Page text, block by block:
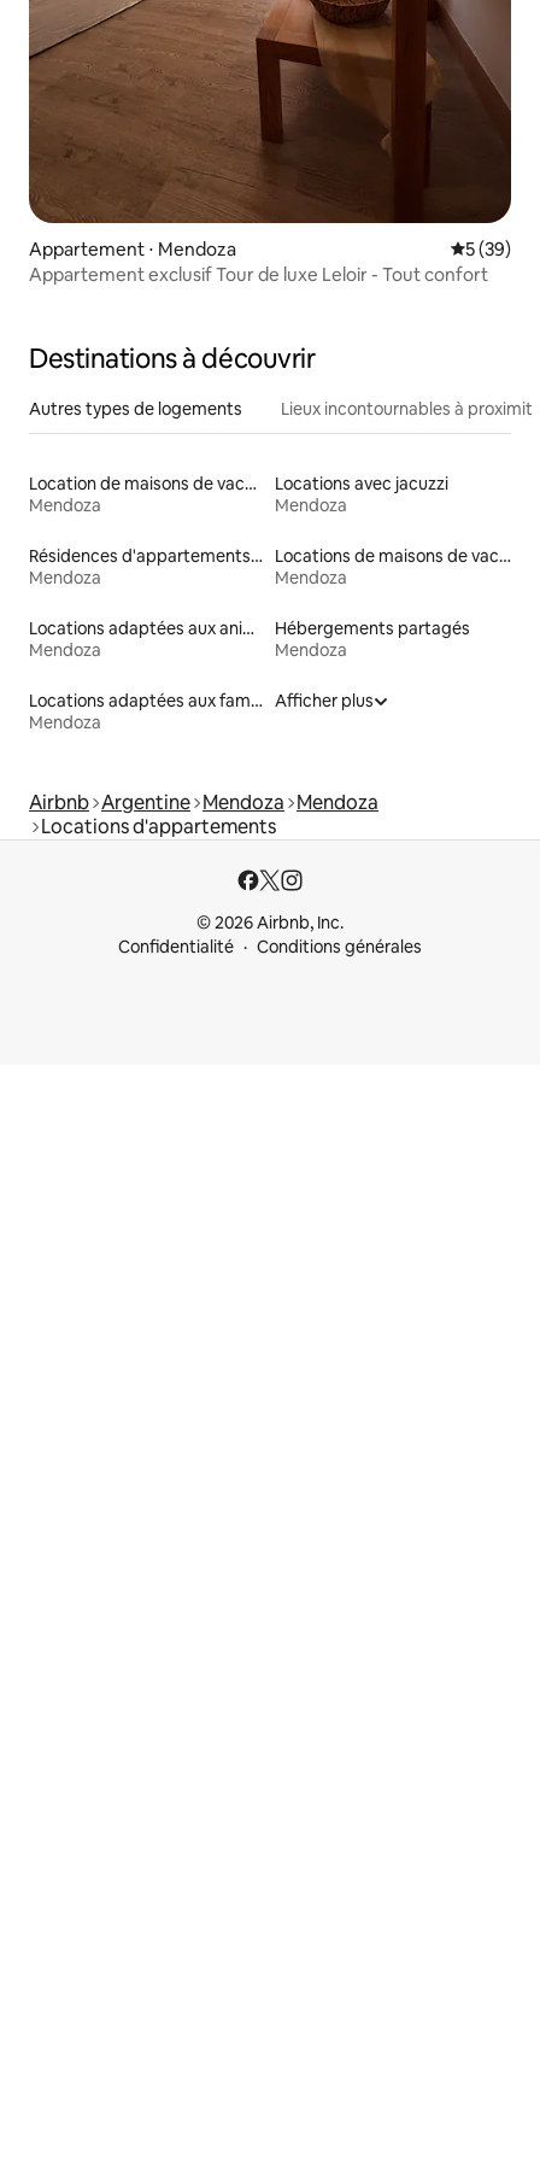
Appartement ⋅ Mendoza
5 (39)
Appartement exclusif Tour de luxe Leloir - Tout confort
Destinations à découvrir
Autres types de logements Lieux incontournables à
Location de maisons de vacances
Mendoza
Locations avec jacuzzi
Mendoza
Résidences d'appartements en location
Mendoza
Locations de maisons de vacances
Mendoza
Locations adaptées aux animaux
Mendoza
Hébergements partagés
Mendoza
Locations adaptées aux familles
Mendoza
Afficher plus
Airbnb Argentine Mendoza Mendoza
Locations d'appartements
© 2026 Airbnb, Inc.
Confidentialité
Conditions générales